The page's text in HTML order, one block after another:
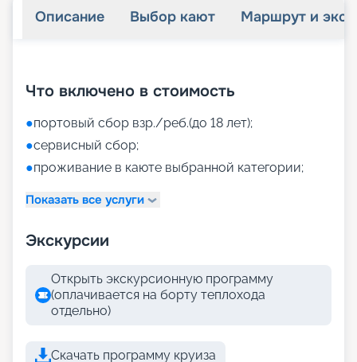
Описание Выбор кают Маршрут и
Что включено в стоимость
●портовый сбор взр./реб.(до 18 лет);
●сервисный сбор;
●проживание в каюте выбранной категории;
Показать все услуги
Экскурсии
Открыть экскурсионную программу
(оплачивается на борту теплохода
отдельно)
Скачать программу круиза